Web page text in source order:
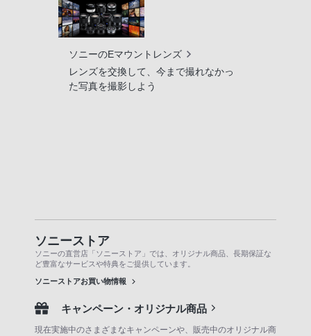
ソニーのEマウントレンズ
レンズを交換して、今まで撮れなかっ
た写真を撮影しよう
ソニーストア
ソニーの直営店「ソニーストア」では、オリジナル商品、長期保証な
ど豊富なサービスや特典をご提供しています。
ソニーストアお買い物情報
キャンペーン・オリジナル商品
現在実施中のさまざまなキャンペーンや、販売中のオリジナル商